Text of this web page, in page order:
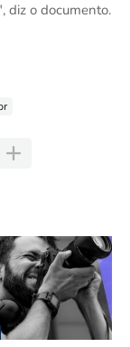
diz o documento.